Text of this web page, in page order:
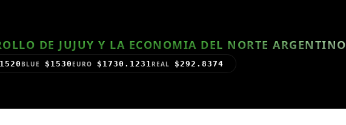
DE JUJUY Y LA ECONOMIA DEL NORTE ARGENTINO
BLUE $1530 EURO $1730.1231REAL $292.8374